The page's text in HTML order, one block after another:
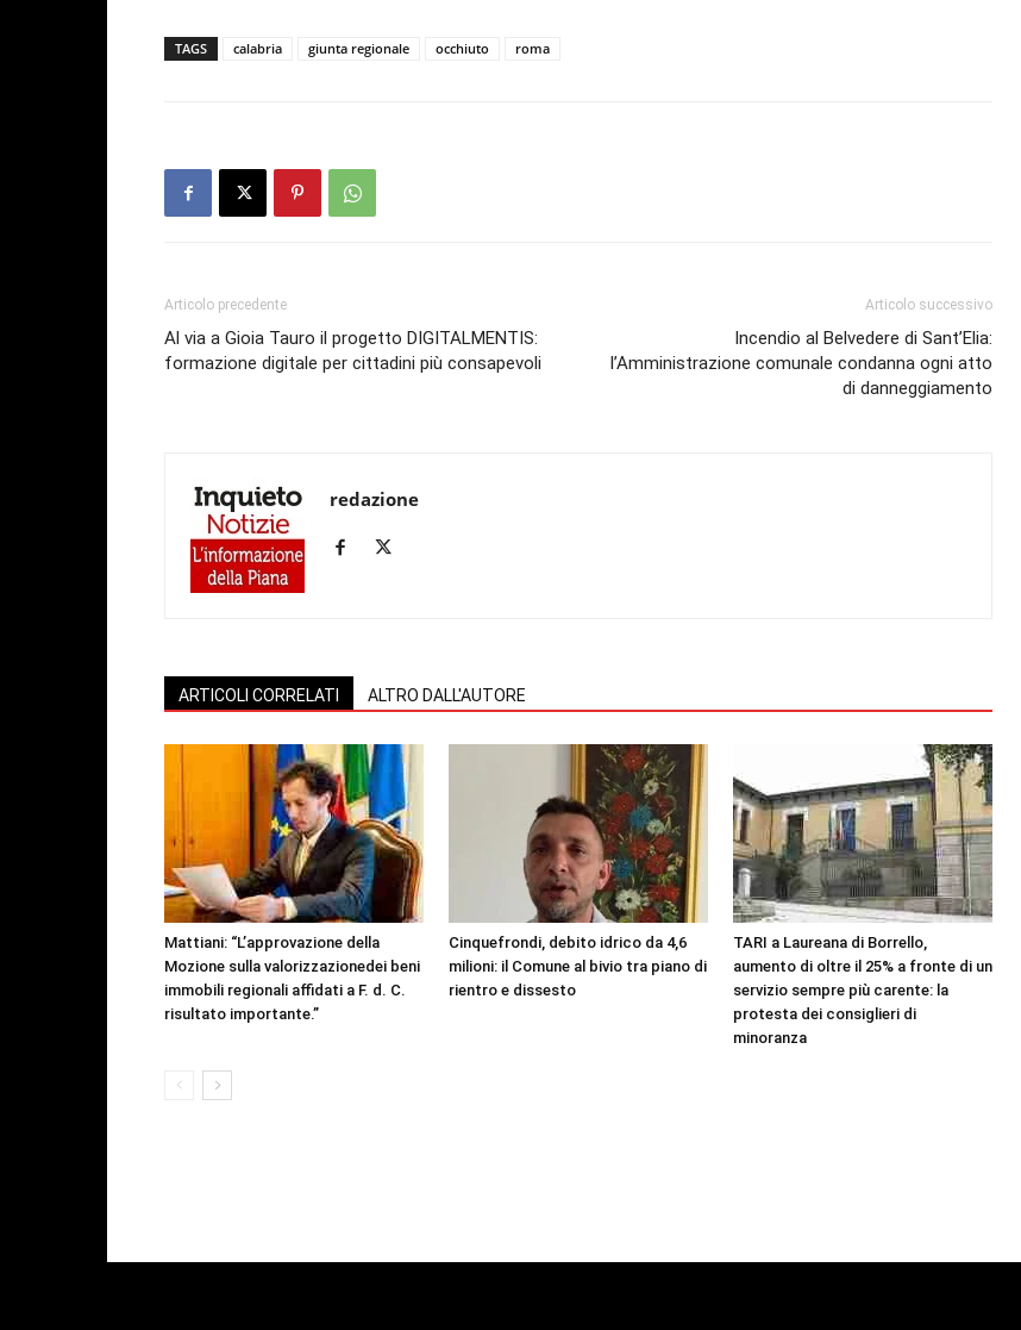
TAGS calabria giunta regionale occhiuto roma
Articolo precedente
Al via a Gioia Tauro il progetto DIGITALMENTIS:
formazione digitale per cittadini più consapevoli
Articolo successivo
Incendio al Belvedere di Sant’Elia:
l’Amministrazione comunale condanna ogni atto
di danneggiamento
redazione
ARTICOLI CORRELATI ALTRO DALL'AUTORE
Mattiani: “L’approvazione della
Mozione sulla valorizzazionedei beni
immobili regionali affidati a F. d. C.
risultato importante.”
Cinquefrondi, debito idrico da 4,6
milioni: il Comune al bivio tra piano di
rientro e dissesto
TARI a Laureana di Borrello,
aumento di oltre il 25% a fronte di un
servizio sempre più carente: la
protesta dei consiglieri di
minoranza